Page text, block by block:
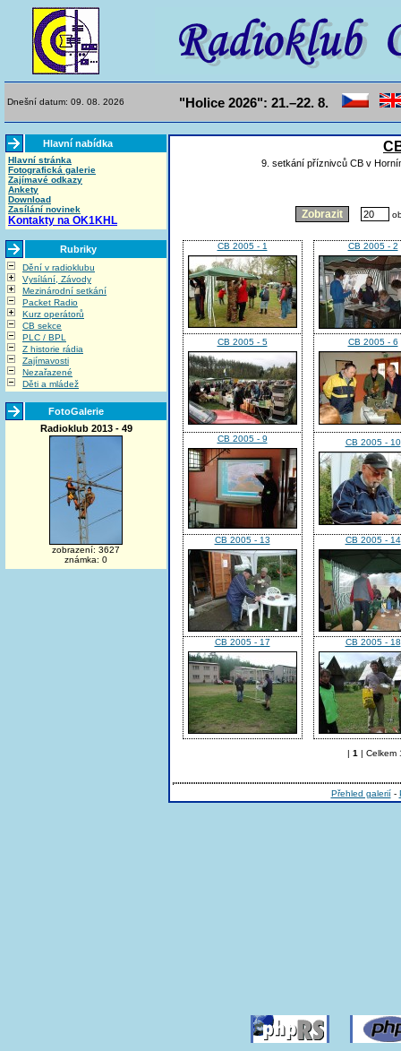
Dnešní datum: 09. 08. 2026 "Holice 2026": 21.–22. 8.
Hlavní nabídka
Hlavní stránka
Fotografická galerie
Zajímavé odkazy
Ankety
Download
Zasílání novinek
Kontakty na OK1KHL
Rubriky
Dění v radioklubu
Vysílání, Závody
Mezinárodní setkání
Packet Radio
Kurz operátorů
CB sekce
PLC / BPL
Z historie rádia
Zajímavosti
Nezařazené
Děti a mládež
FotoGalerie
Radioklub 2013 - 49
zobrazení: 3627
známka: 0
9. setkání příznivců CB v
CB 2005 - 1 CB 2005 - 2
CB 2005 - 5 CB 2005 - 6
CB 2005 - 9 CB 2005 - 10
CB 2005 - 13 CB 2005 - 14
CB 2005 - 17 CB 2005 - 18
| 1 | Celkem
Přehled galerií-